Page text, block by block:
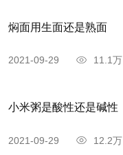
焖面用生面还是熟面
2021-09-29 11.1万
小米粥是酸性还是碱性
2021-09-29 12.2万